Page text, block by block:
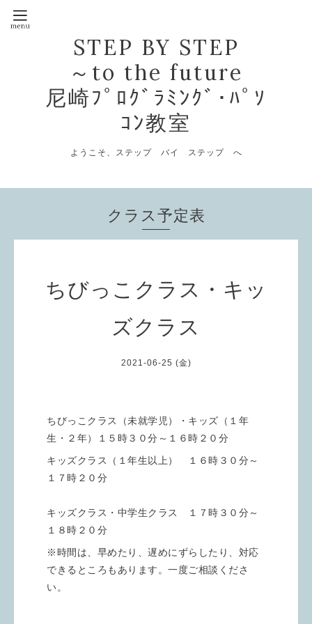
STEP BY STEP
～to the future
尼崎ﾌﾟﾛｸﾞﾗﾐﾝｸﾞ･ﾊﾟｿ
ｺﾝ教室
ようこそ、ステップ バイ ステップ へ
クラス予定表
ちびっこクラス・キッ
ズクラス
2021-06-25 (金)
ちびっこクラス（未就学児）・キッズ（１年
生・２年）１５時３０分～１６時２０分
キッズクラス（１年生以上） １６時３０分～
１７時２０分
キッズクラス・中学生クラス １７時３０分～
１８時２０分
※時間は、早めたり、遅めにずらしたり、対応
できるところもあります。一度ご相談くださ
い。